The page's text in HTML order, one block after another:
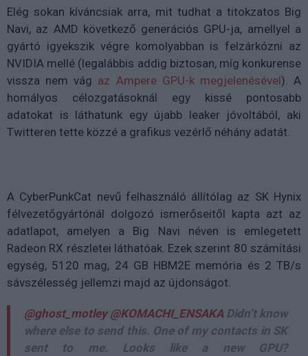
Elég sokan kíváncsiak arra, mit tudhat a titokzatos Big
Navi, az AMD következő generációs GPU-ja, amellyel a
gyártó igyekszik végre komolyabban is felzárkózni az
NVIDIA mellé (legalábbis addig biztosan, míg konkurense
vissza nem vág az Ampere GPU-k megjelenésével). A
homályos célozgatásoknál egy kissé pontosabb
adatokat is láthatunk egy újabb leaker jóvoltából, aki
Twitteren tette közzé a grafikus vezérlő néhány adatát.
A CyberPunkCat nevű felhasználó állítólag az SK Hynix
félvezetőgyártónál dolgozó ismerőseitől kapta azt az
adatlapot, amelyen a Big Navi néven is emlegetett
Radeon RX részletei láthatóak. Ezek szerint 80 számítási
egység, 5120 mag, 24 GB HBM2E memória és 2 TB/s
sávszélesség jellemzi majd az újdonságot.
@ghost_motley @KOMACHI_ENSAKA Didn’t know
where else to send this. One of my contacts in SK
sent to me. Looks like a new GPU?